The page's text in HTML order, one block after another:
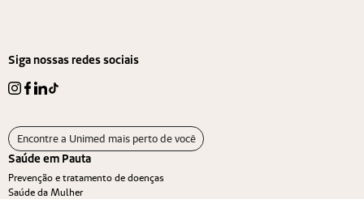
Siga nossas redes sociais
Encontre a Unimed mais perto de você
Saúde em Pauta
Prevenção e tratamento de doenças
Saúde da Mulher